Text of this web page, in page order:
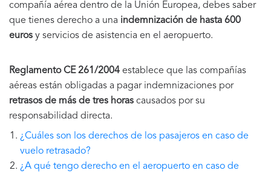
compañía aérea dentro de la Unión Europea, debes saber
que tienes derecho a una indemnización de hasta 600
euros y servicios de asistencia en el aeropuerto.
Reglamento CE 261/2004 establece que las compañías
aéreas están obligadas a pagar indemnizaciones por
retrasos de más de tres horas causados por su
responsabilidad directa.
¿Cuáles son los derechos de los pasajeros en caso de
vuelo retrasado?
¿A qué tengo derecho en el aeropuerto en caso de